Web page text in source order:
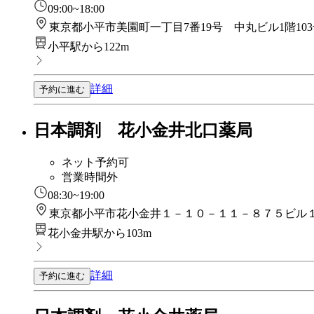
09:00~18:00
東京都小平市美園町一丁目7番19号 中丸ビル1階
小平駅から122m
予約に進む 詳細
日本調剤 花小金井北口薬局
ネット予約可
営業時間外
08:30~19:00
東京都小平市花小金井１－１０－１１－８７５ビル
花小金井駅から103m
予約に進む 詳細